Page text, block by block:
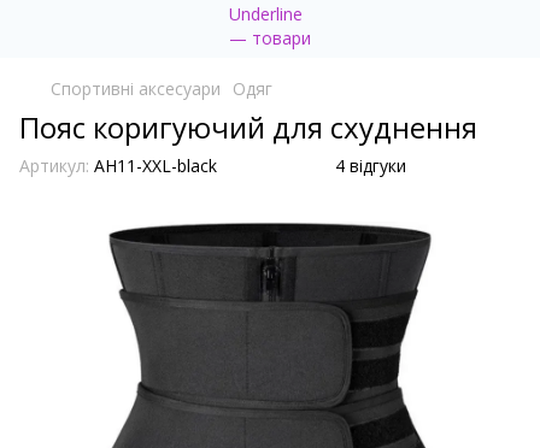
Спортивні аксесуари Одяг
Пояс коригуючий для схуднення
Артикул: AH11-XXL-black 4 відгуки